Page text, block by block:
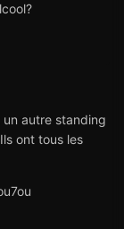
un autre standing
ont tous les